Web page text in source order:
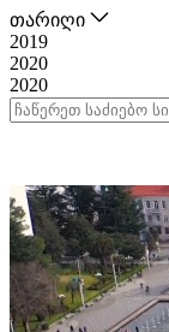
თარიღი
2019
2020
2020